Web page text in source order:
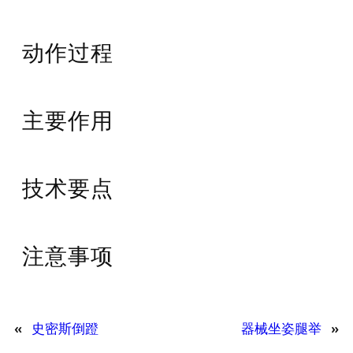
动作过程
主要作用
技术要点
注意事项
« 史密斯倒蹬 器械坐姿腿举 »